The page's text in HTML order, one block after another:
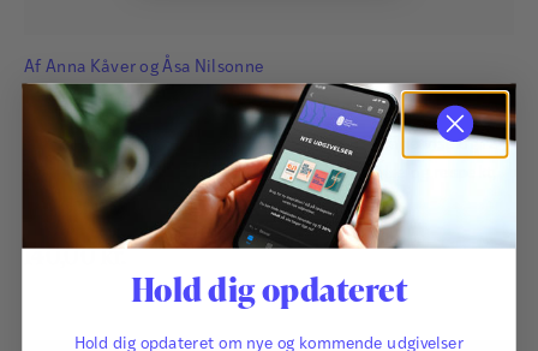
Af Anna Kåver ogÅsa Nilsonne
At leve livet sammen
Lær at anerkende andre, og dig selv, og du vil både vise og få
respekt. En relation, der er præget af medfølelse og respekt,
giver glæde og plads til udvikling.
140,00kr.
Hold dig opdateret
Hold dig opdateret om nye og kommende udgivelser